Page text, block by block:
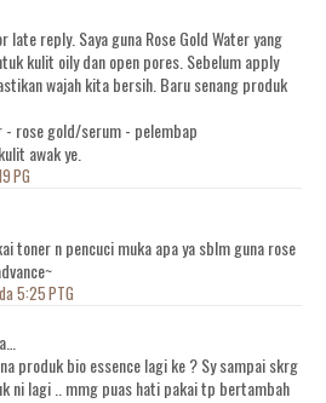
late reply. Saya guna Rose Gold Water yang
kulit oily dan open pores. Sebelum apply
wajah kita bersih. Baru senang produk
- rose gold/serum - pelembap
awak ye.
PG
toner n pencuci muka apa ya sblm guna rose
5:25 PTG
produk bio essence lagi ke ? Sy sampai skrg
ni lagi .. mmg puas hati pakai tp bertambah